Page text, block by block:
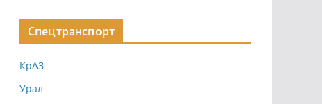
Спецтранспорт
КрАЗ
Урал